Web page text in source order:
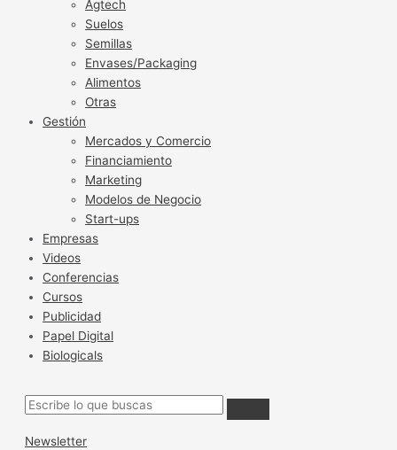
Agtech
Suelos
Semillas
Envases/Packaging
Alimentos
Otras
Gestión
Mercados y Comercio
Financiamiento
Marketing
Modelos de Negocio
Start-ups
Empresas
Videos
Conferencias
Cursos
Publicidad
Papel Digital
Biologicals
Newsletter